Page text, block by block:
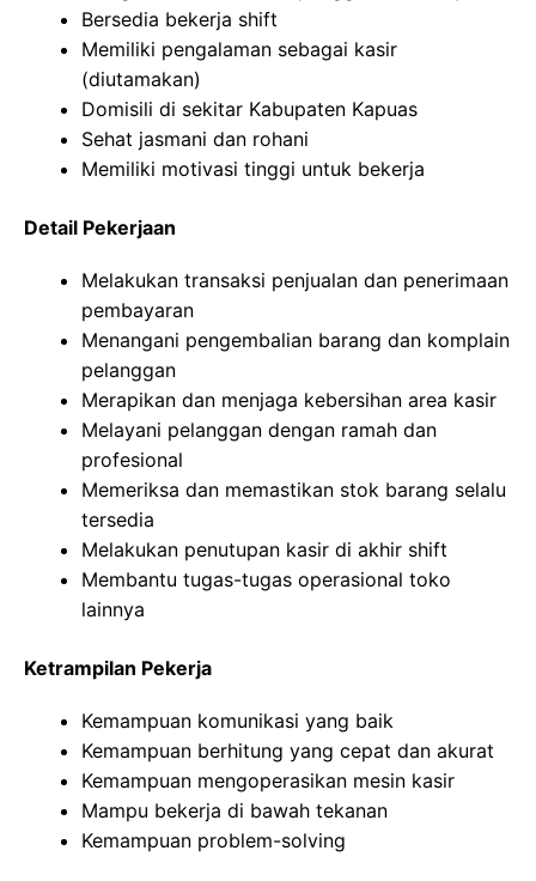
Bersedia bekerja shift
Memiliki pengalaman sebagai kasir
(diutamakan)
Domisili di sekitar Kabupaten Kapuas
Sehat jasmani dan rohani
Memiliki motivasi tinggi untuk bekerja
Detail Pekerjaan
Melakukan transaksi penjualan dan penerimaan
pembayaran
Menangani pengembalian barang dan komplain
pelanggan
Merapikan dan menjaga kebersihan area kasir
Melayani pelanggan dengan ramah dan
profesional
Memeriksa dan memastikan stok barang selalu
tersedia
Melakukan penutupan kasir di akhir shift
Membantu tugas-tugas operasional toko
lainnya
Ketrampilan Pekerja
Kemampuan komunikasi yang baik
Kemampuan berhitung yang cepat dan akurat
Kemampuan mengoperasikan mesin kasir
Mampu bekerja di bawah tekanan
Kemampuan problem-solving